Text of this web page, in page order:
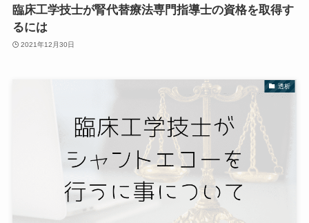
臨床工学技士が腎代替療法専門指導士の資格を取得す
るには
2021年12月30日
透析